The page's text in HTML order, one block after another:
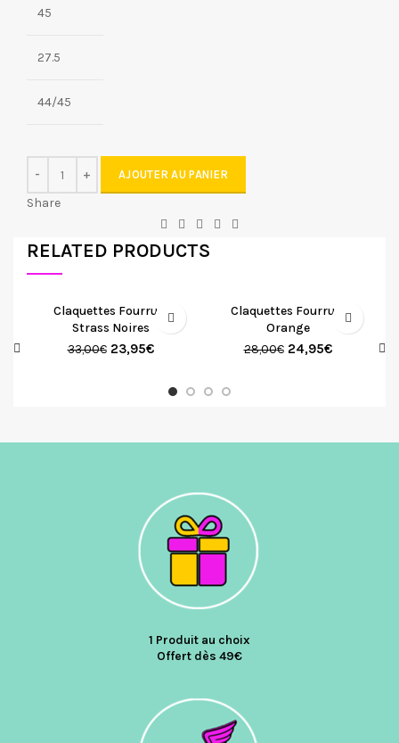
45
27.5
44/45
AJOUTER AU PANIER
Share
RELATED PRODUCTS
Claquettes Fourrure
Strass Noires
33,00€ 23,95€
Claquettes Fourrure
Orange
28,00€ 24,95€
1 Produit au choix
Offert dès 49€